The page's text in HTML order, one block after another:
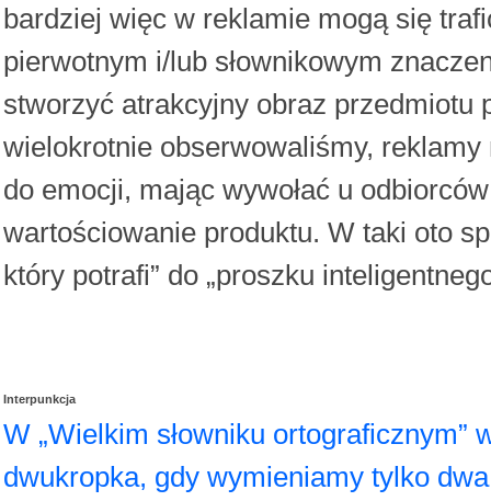
bardziej więc w reklamie mogą się
pierwotnym i/lub słownikowym
stworzyć atrakcyjny obraz przedmiotu
wielokrotnie obserwowaliśmy,
do emocji, mając wywołać u
wartościowanie produktu. W taki oto
który potrafi” do „proszku
Interpunkcja
W „Wielkim słowniku ortograficznym”
dwukropka, gdy wymieniamy tylko